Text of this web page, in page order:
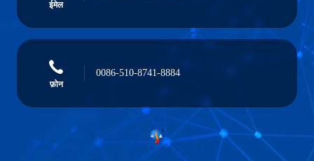
ईमेल
फ़ोन
0086-510-8741-8884